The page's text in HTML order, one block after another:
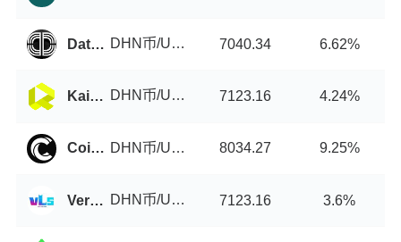
DataDex DHN币/USDT 7040.34 6.62%
Kaidex DHN币/USDT 7123.16 4.24%
Coinlist DHN币/USDT 8034.27 9.25%
VeryLongSwap DHN币/USDT 7123.16 3.6%